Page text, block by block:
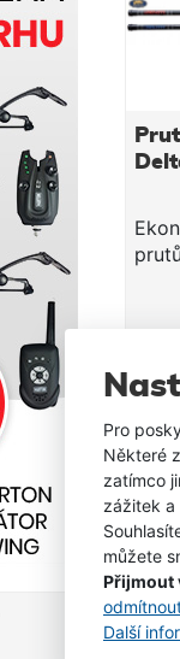
Pro
Některé
zatímco
zážitek a
můžete
Přijmout
Další
být
díky